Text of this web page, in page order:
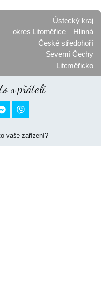
Ústecký kraj
okres Litoměřice
Hlinná
České středohoří
Severní Čechy
Litoměřicko
s přáteli
vaše zařízení?